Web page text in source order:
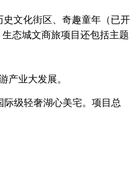
文化街区、奇趣童年（已开
态城文商旅项目还包括主题
产业大发展。
级轻奢湖心美宅。项目总